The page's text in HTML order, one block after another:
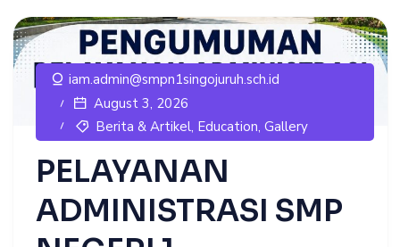
iam.admin@smpn1singojuruh.sch.id
August 3, 2026
Berita & Artikel, Education, Gallery
PELAYANAN
ADMINISTRASI SMP